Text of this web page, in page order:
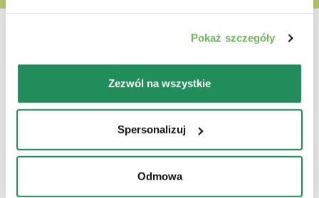
Pokaż szczegóły
Zezwól na wszystkie
Spersonalizuj
Odmowa
Która jest ich ulubioną?
Poznaj nasze najlepsze produkty dla Twojego
zwierzaka